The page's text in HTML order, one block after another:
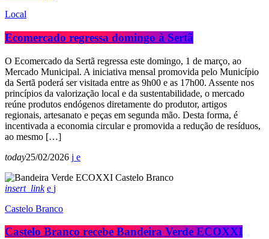
Local
Ecomercado regressa domingo à Sertã
O Ecomercado da Sertã regressa este domingo, 1 de março, ao
Mercado Municipal. A iniciativa mensal promovida pelo Município
da Sertã poderá ser visitada entre as 9h00 e as 17h00. Assente nos
princípios da valorização local e da sustentabilidade, o mercado
reúne produtos endógenos diretamente do produtor, artigos
regionais, artesanato e peças em segunda mão. Desta forma, é
incentivada a economia circular e promovida a redução de resíduos,
ao mesmo […]
today25/02/2026
insert_link
Castelo Branco
Castelo Branco recebe Bandeira Verde ECOXXI